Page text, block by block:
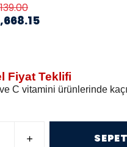
Fiyat Teklifi
C vitamini ürünlerinde